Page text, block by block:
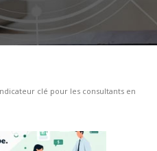
clé pour les consultants en